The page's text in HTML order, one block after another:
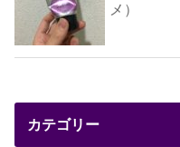
メ）
カテゴリー